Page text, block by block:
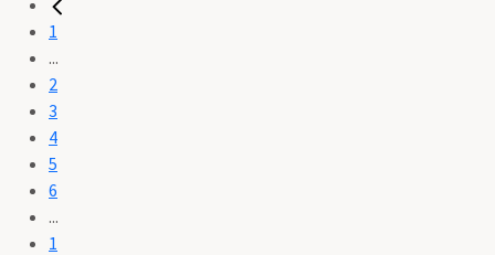
1
...
2
3
4
5
6
...
1